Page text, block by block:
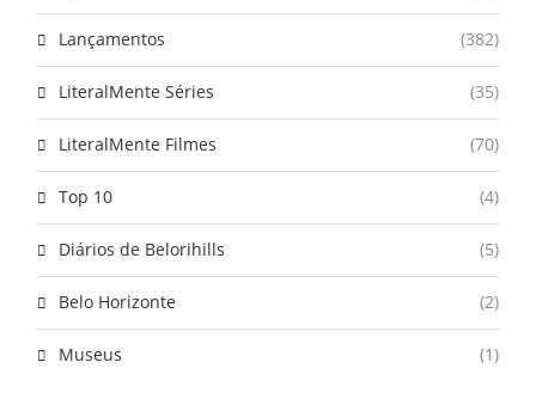
Lançamentos (382)
LiteralMente Séries (35)
LiteralMente Filmes (70)
Top 10 (4)
Diários de Belorihills (5)
Belo Horizonte (2)
Museus (1)